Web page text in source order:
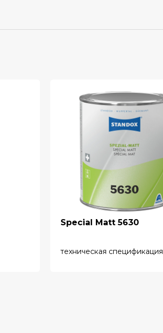
Special Matt 5630
техническая спецификация